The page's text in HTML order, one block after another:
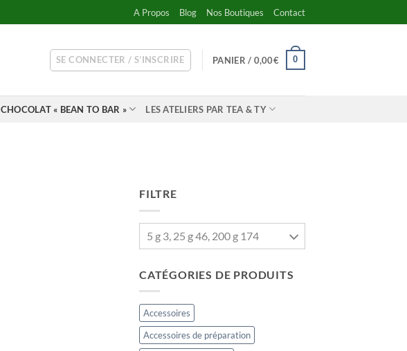
A Propos Blog Nos Boutiques Contact
SE CONNECTER / S’INSCRIRE PANIER / 0,00€ 0
CHOCOLAT « BEAN TO BAR » LES ATELIERS PAR TEA & TY
FILTRE
5 g 3, 25 g 46, 200 g 174
CATÉGORIES DE PRODUITS
Accessoires
Accessoires de préparation